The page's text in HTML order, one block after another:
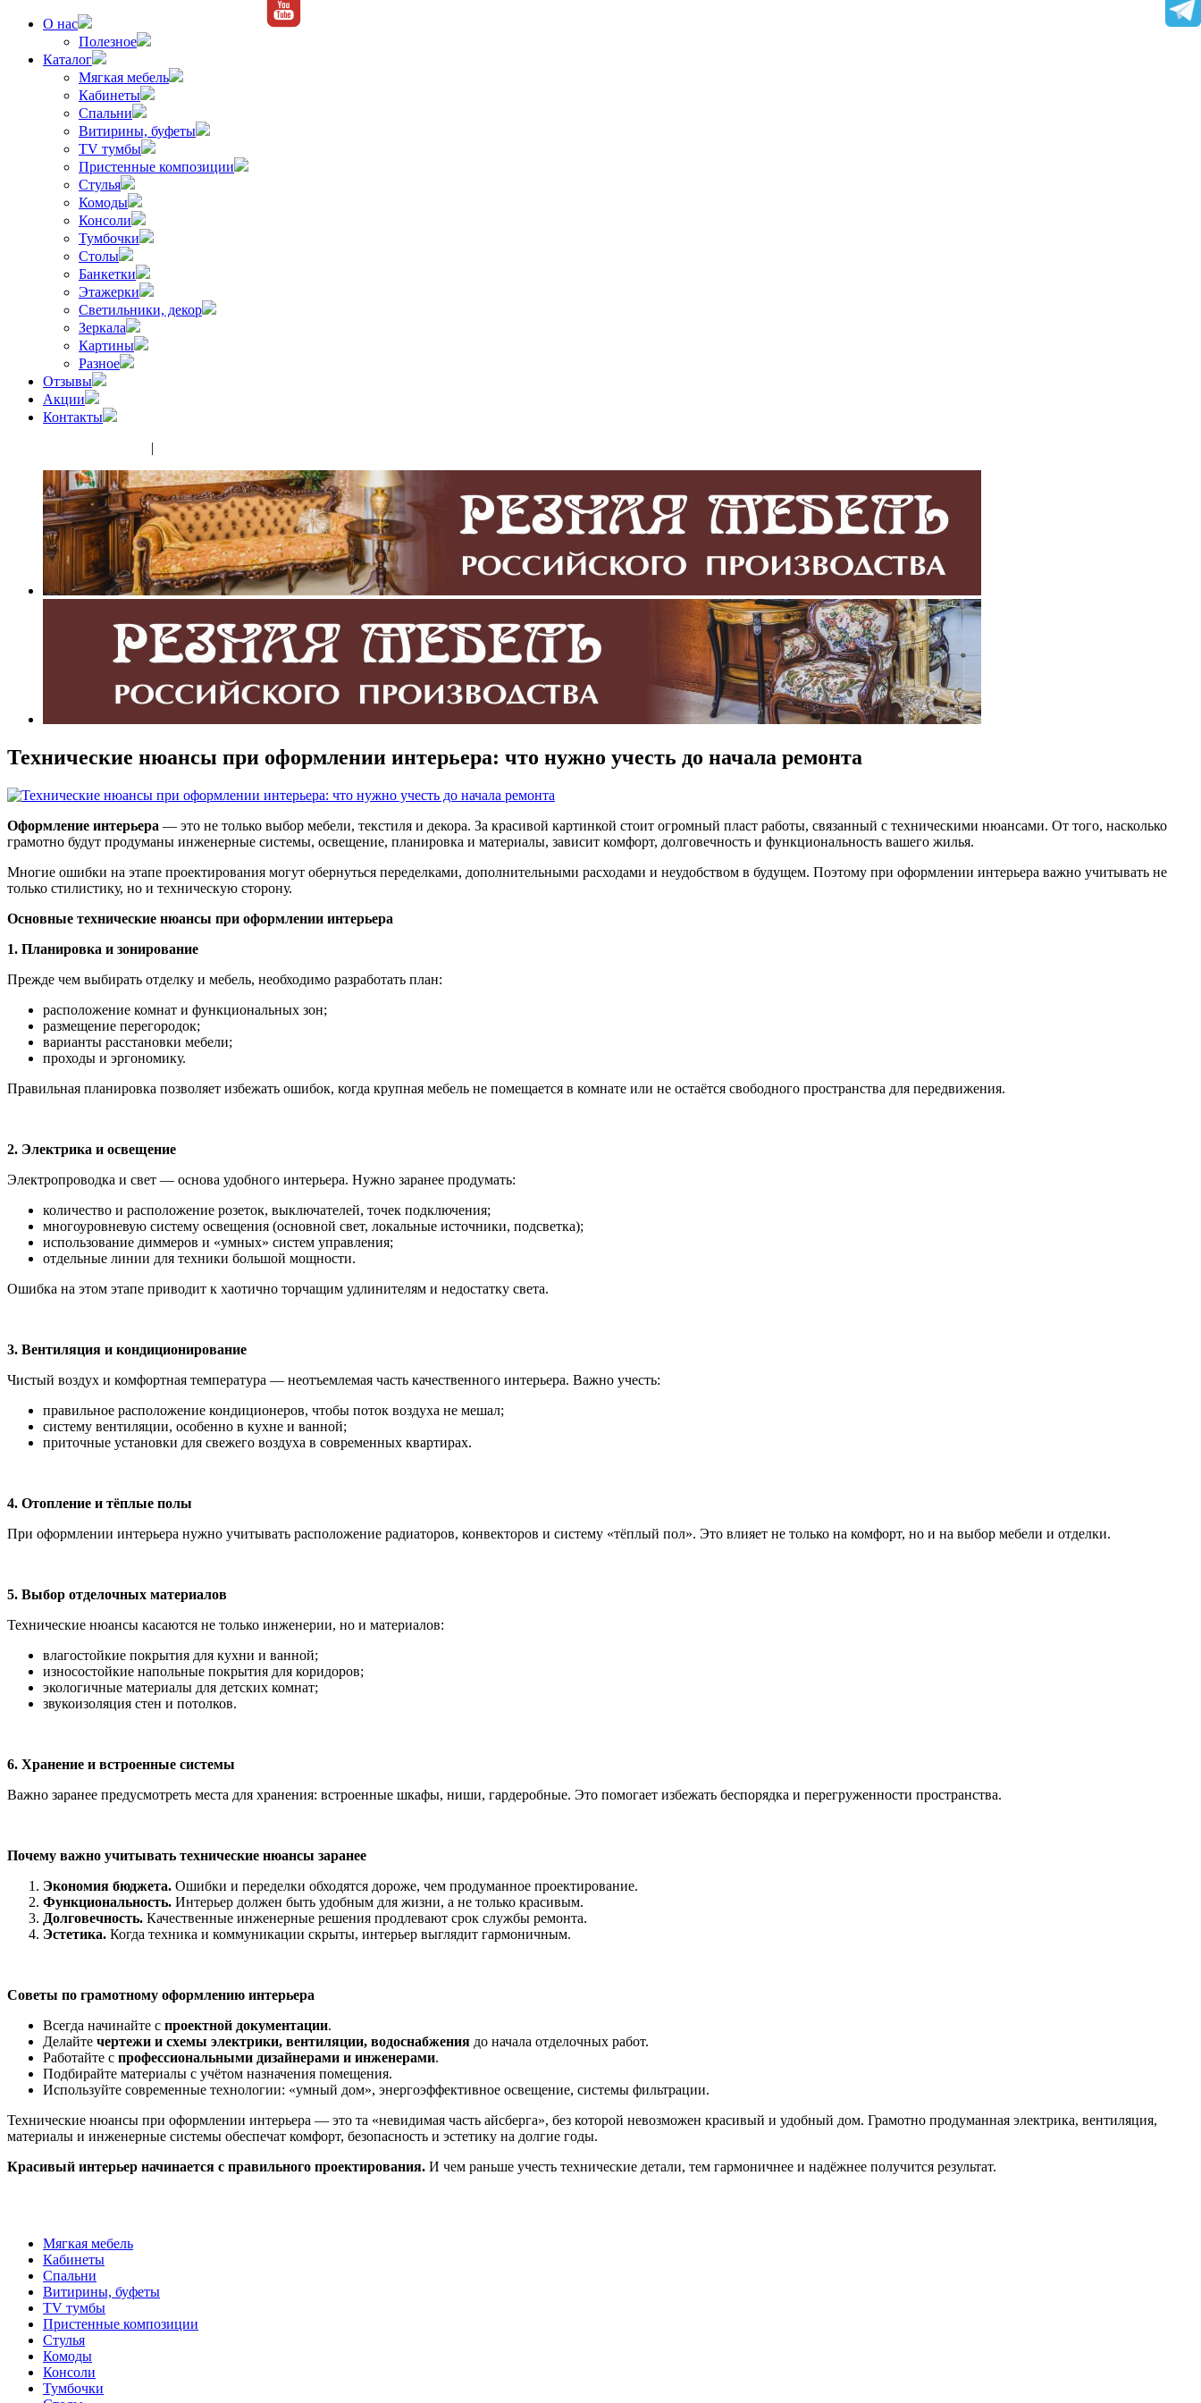
О нас
Полезное
Каталог
Мягкая мебель
Кабинеты
Спальни
Витирины, буфеты
TV тумбы
Пристенные композиции
Стулья
Комоды
Консоли
Тумбочки
Столы
Банкетки
Этажерки
Светильники, декор
Зеркала
Картины
Разное
Отзывы
Акции
Контакты
|
Технические нюансы при оформлении интерьера: что нужно учесть до начала ремонта
Оформление интерьера — это не только выбор мебели, текстиля и декора. За красивой картинкой стоит огромный пласт работы, связанный с техническими нюансами. От того, насколько
грамотно будут продуманы инженерные системы, освещение, планировка и материалы, зависит комфорт, долговечность и функциональность вашего жилья.
Многие ошибки на этапе проектирования могут обернуться переделками, дополнительными расходами и неудобством в будущем. Поэтому при оформлении интерьера важно учитывать не
только стилистику, но и техническую сторону.
Основные технические нюансы при оформлении интерьера
1. Планировка и зонирование
Прежде чем выбирать отделку и мебель, необходимо разработать план:
расположение комнат и функциональных зон;
размещение перегородок;
варианты расстановки мебели;
проходы и эргономику.
Правильная планировка позволяет избежать ошибок, когда крупная мебель не помещается в комнате или не остаётся свободного пространства для передвижения.
2. Электрика и освещение
Электропроводка и свет — основа удобного интерьера. Нужно заранее продумать:
количество и расположение розеток, выключателей, точек подключения;
многоуровневую систему освещения (основной свет, локальные источники, подсветка);
использование диммеров и «умных» систем управления;
отдельные линии для техники большой мощности.
Ошибка на этом этапе приводит к хаотично торчащим удлинителям и недостатку света.
3. Вентиляция и кондиционирование
Чистый воздух и комфортная температура — неотъемлемая часть качественного интерьера. Важно учесть:
правильное расположение кондиционеров, чтобы поток воздуха не мешал;
систему вентиляции, особенно в кухне и ванной;
приточные установки для свежего воздуха в современных квартирах.
4. Отопление и тёплые полы
При оформлении интерьера нужно учитывать расположение радиаторов, конвекторов и систему «тёплый пол». Это влияет не только на комфорт, но и на выбор мебели и отделки.
5. Выбор отделочных материалов
Технические нюансы касаются не только инженерии, но и материалов:
влагостойкие покрытия для кухни и ванной;
износостойкие напольные покрытия для коридоров;
экологичные материалы для детских комнат;
звукоизоляция стен и потолков.
6. Хранение и встроенные системы
Важно заранее предусмотреть места для хранения: встроенные шкафы, ниши, гардеробные. Это помогает избежать беспорядка и перегруженности пространства.
Почему важно учитывать технические нюансы заранее
Экономия бюджета. Ошибки и переделки обходятся дороже, чем продуманное проектирование.
Функциональность. Интерьер должен быть удобным для жизни, а не только красивым.
Долговечность. Качественные инженерные решения продлевают срок службы ремонта.
Эстетика. Когда техника и коммуникации скрыты, интерьер выглядит гармоничным.
Советы по грамотному оформлению интерьера
Всегда начинайте с проектной документации.
Делайте чертежи и схемы электрики, вентиляции, водоснабжения до начала отделочных работ.
Работайте с профессиональными дизайнерами и инженерами.
Подбирайте материалы с учётом назначения помещения.
Используйте современные технологии: «умный дом», энергоэффективное освещение, системы фильтрации.
Технические нюансы при оформлении интерьера — это та «невидимая часть айсберга», без которой невозможен красивый и удобный дом. Грамотно продуманная электрика, вентиляция,
материалы и инженерные системы обеспечат комфорт, безопасность и эстетику на долгие годы.
Красивый интерьер начинается с правильного проектирования. И чем раньше учесть технические детали, тем гармоничнее и надёжнее получится результат.
Мягкая мебель
Кабинеты
Спальни
Витирины, буфеты
TV тумбы
Пристенные композиции
Стулья
Комоды
Консоли
Тумбочки